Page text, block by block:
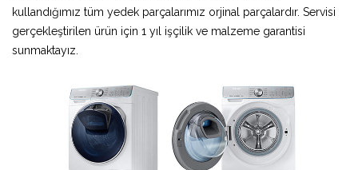
kullandığımız tüm yedek parçalarımız orjinal parçalardır. Servisi
gerçekleştirilen ürün için 1 yıl işçilik ve malzeme garantisi
sunmaktayız.